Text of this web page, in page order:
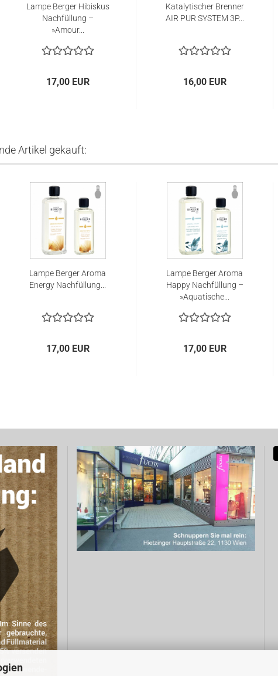
Lampe Berger Hibiskus
Nachfüllung –
»Amour...
17,00 EUR
Katalytischer Brenner
AIR PUR SYSTEM 3P...
16,00 EUR
Artikel gekauft:
Lampe Berger Aroma
Energy Nachfüllung...
17,00 EUR
Lampe Berger Aroma
Happy Nachfüllung –
»Aquatische...
17,00 EUR